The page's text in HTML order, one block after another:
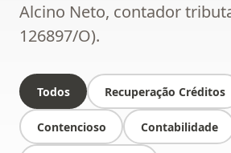
Alcino Neto, contador
126897/O).
Todos Recuperação Créditos
Contencioso Contabilidade